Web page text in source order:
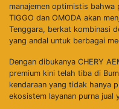
manajemen optimistis
TIGGO dan OMODA akan
Tenggara, berkat kombinasi
yang andal untuk berbagai
​Dengan dibukanya CHERY
premium kini telah tiba di
kendaraan yang tidak hanya
ekosistem layanan purna jual